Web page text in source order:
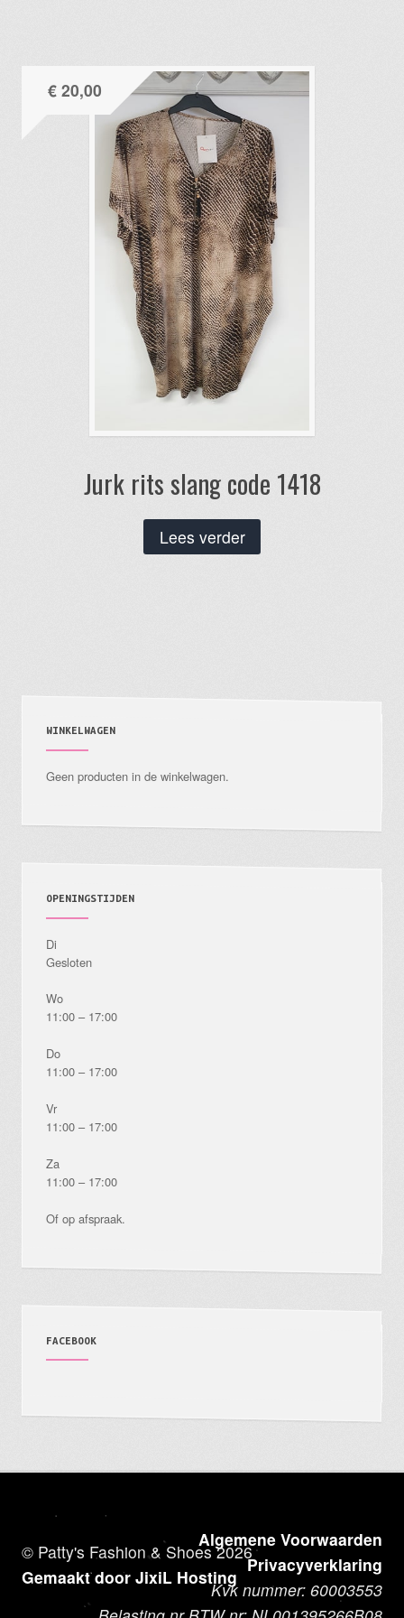
Jurk rits slang code 1418
€20,00
Lees verder
WINKELWAGEN
Geen producten in de winkelwagen.
OPENINGSTIJDEN
Di
Gesloten
Wo
11:00 – 17:00
Do
11:00 – 17:00
Vr
11:00 – 17:00
Za
11:00 – 17:00
Of op afspraak.
FACEBOOK
© Patty's Fashion & Shoes 2026
Gemaakt door JixiL Hosting
Algemene Voorwaarden
Privacyverklaring
Kvk nummer: 60003553